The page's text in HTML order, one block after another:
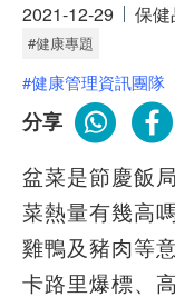
2021-12-29
保健
#健康專題
#健康管理資訊團隊
分享
盆菜是節慶飯
菜熱量有幾高
雞鴨及豬肉等
卡路里爆標、